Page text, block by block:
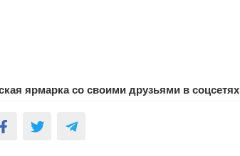
ярмарка со своими друзьями в соцсетях